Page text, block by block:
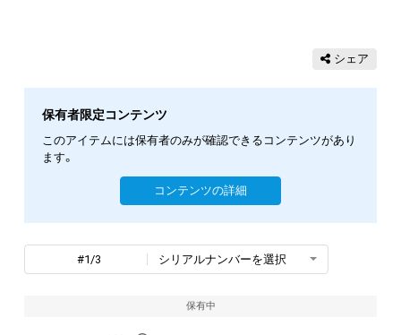
シェア
保有者限定コンテンツ
このアイテムには保有者のみが確認できるコンテンツがあり
ます。
コンテンツの詳細
#1/3 シリアルナンバーを選択
保有中